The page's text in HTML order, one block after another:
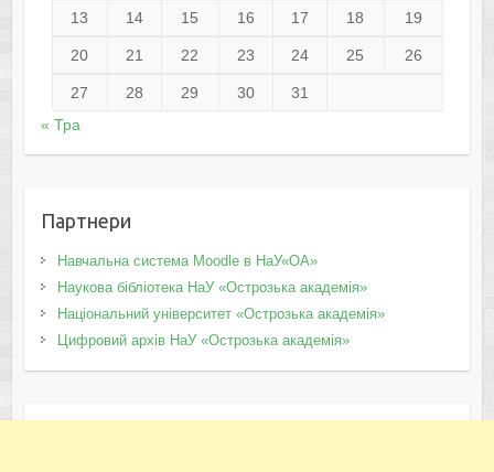
13 14 15 16 17 18 19
20 21 22 23 24 25 26
27 28 29 30
31
« Тра
Партнери
Навчальна система Moodle в НаУ«ОА»
Наукова бібліотека НаУ «Острозька академія»
Національний університет «Острозька академія»
Цифровий архів НаУ «Острозька академія»